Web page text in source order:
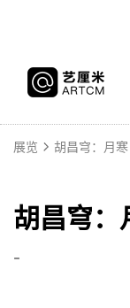
展览 胡昌穹：月
胡昌穹：
-